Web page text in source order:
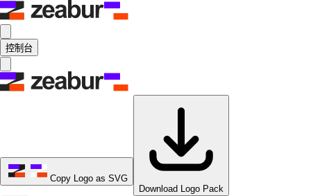
控制台
Copy Logo as SVG
Download Logo Pack